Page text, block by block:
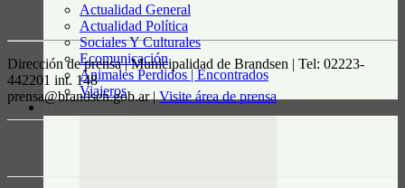
Actualidad General
Actualidad Política
Sociales Y Culturales
Ecomunicación
Animales Perdidos | Encontrados
Viajeros
Dirección de prensa | Municipalidad de Brandsen | Tel: 02223-
442201 int. 148
prensa@brandsen.gob.ar |Visite área de prensa